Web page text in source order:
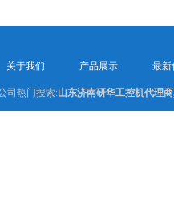
关于我们 产品展示 最新
司热门搜索:山东济南研华工控机代理